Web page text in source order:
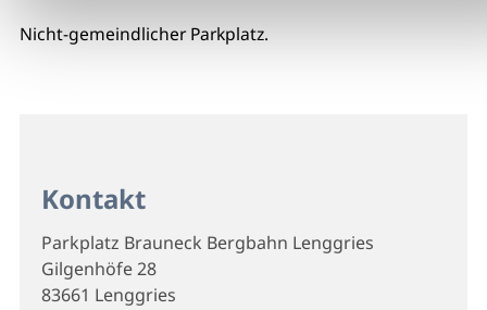
Nicht-gemeindlicher Parkplatz.
Kontakt
Parkplatz Brauneck Bergbahn Lenggries
Gilgenhöfe 28
83661 Lenggries